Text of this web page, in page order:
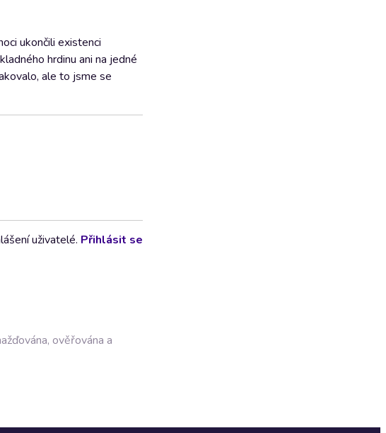
ukončili existenci
hrdinu ani na jedné
ale to jsme se
uživatelé. Přihlásit se
ověřována a